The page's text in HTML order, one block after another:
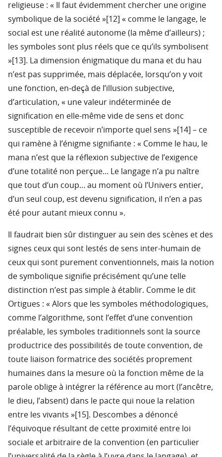
religieuse : « Il faut évidemment chercher une origine
symbolique de la société »[12] « comme le langage, le
social est une réalité autonome (la même d’ailleurs) ;
les symboles sont plus réels que ce qu’ils symbolisent
»[13]. La dimension énigmatique du mana et du hau
n’est pas supprimée, mais déplacée, lorsqu’on y voit
une fonction, en-deçà de l’illusion subjective,
d’articulation, « une valeur indéterminée de
signification en elle-même vide de sens et donc
susceptible de recevoir n’importe quel sens »[14] – ce
qui ramène à l’énigme signifiante : « Comme le hau, le
mana n’est que la réflexion subjective de l’exigence
d’une totalité non perçue… Le langage n’a pu naître
que tout d’un coup… au moment où l’Univers entier,
d’un seul coup, est devenu signification, il n’en a pas
été pour autant mieux connu ».
Il faudrait bien sûr distinguer au sein des scènes et des
signes ceux qui sont lestés de sens inter-humain de
ceux qui sont purement conventionnels, mais la notion
de symbolique signifie précisément qu’une telle
distinction n’est pas simple à établir. Comme le dit
Ortigues : « Alors que les symboles méthodologiques,
comme l’algorithme, sont l’effet d’une convention
préalable, les symboles traditionnels sont la source
productrice des possibilités de toute convention, de
toute liaison formatrice des sociétés proprement
humaines dans la mesure où la fonction même de la
parole oblige à intégrer la référence au mort (l’ancêtre,
le dieu, l’absent) dans le pacte qui noue la relation
entre les vivants »[15]. Descombes a dénoncé
l’équivoque résultant de cette proximité entre loi
sociale et arbitraire de la convention (en particulier